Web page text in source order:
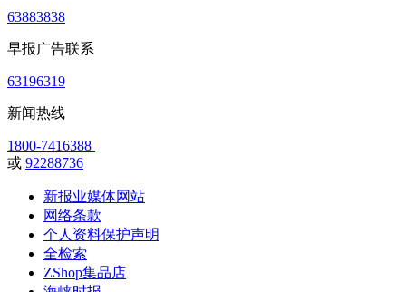
63883838
早报广告联系
63196319
新闻热线
1800-7416388
或 92288736
新报业媒体网站
网络条款
个人资料保护声明
全检索
ZShop集品店